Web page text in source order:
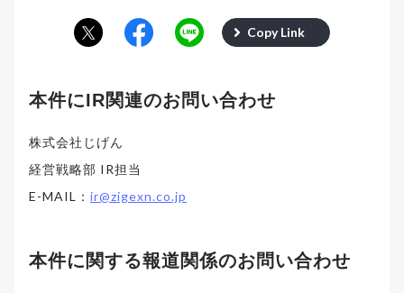
Copy Link
本件にIR関連のお問い合わせ
株式会社じげん
経営戦略部 IR担当
E-MAIL： ir@zigexn.co.jp
本件に関する報道関係のお問い合わせ